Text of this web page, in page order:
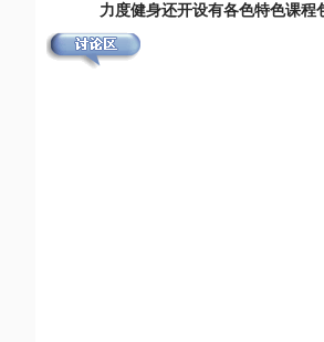
力度健身还开设有各色特色课程包